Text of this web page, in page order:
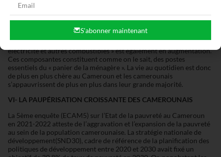
fin de cette année, par les services gouvernementaux.
Cette tendance haussière est principalement imputable à la
progression de 7,6% des prix des produits alimentaires et de 14%
des coûts de transport, consécutivement à la hausse des prix des
carburants à la pompe. Le groupe de produits « Logement, eau, gaz,
électricité et autres combustibles » est également en augmentation.
Ces composantes constituent comme on le sait, des postes
essentiels du « panier de la ménagère ». La vie au quotidien est donc
de plus en plus chère au Cameroun et les camerounais
s’appauvrissent de plus en plus dans leur grande majorité.
VI- LA PAUPÉRISATION CROISSANTE DES CAMEROUNAIS
La 5ème enquête (ECAM5) sur l’Etat de la pauvreté au Cameroun
en 2021-2022 atteste de l’aggravation et l’expansion de la pauvreté
au sein de la population camerounaise. La stratégie nationale de
développement(SND30), cadre de référence de la planification des
politiques de développement entre 2020 et 2030 avait fixé un
S'abonner maintenant